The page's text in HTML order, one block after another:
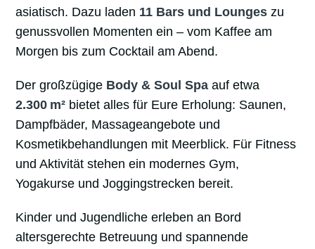
asiatisch. Dazu laden 11 Bars und Lounges zu
genussvollen Momenten ein – vom Kaffee am
Morgen bis zum Cocktail am Abend.
Der großzügige Body & Soul Spa auf etwa
2.300 m² bietet alles für Eure Erholung: Saunen,
Dampfbäder, Massageangebote und
Kosmetikbehandlungen mit Meerblick. Für Fitness
und Aktivität stehen ein modernes Gym,
Yogakurse und Joggingstrecken bereit.
Kinder und Jugendliche erleben an Bord
altersgerechte Betreuung und spannende